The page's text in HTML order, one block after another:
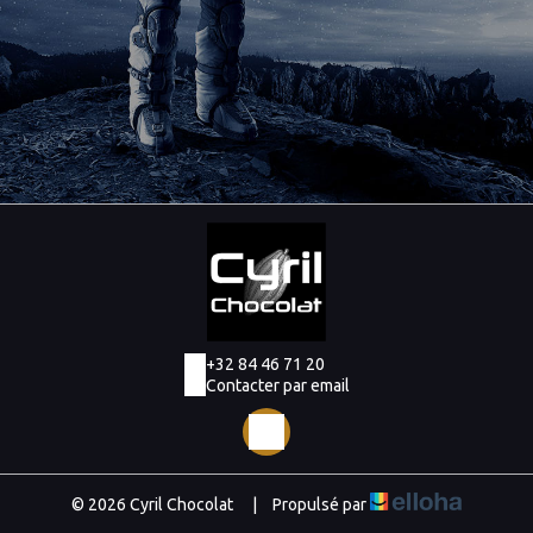
+32 84 46 71 20
Contacter par email
© 2026 Cyril Chocolat Propulsé par